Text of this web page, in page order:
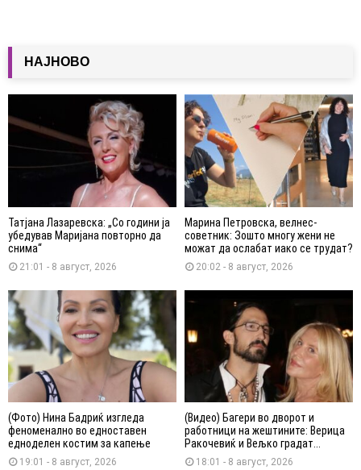
НАЈНОВО
Татјана Лазаревска: „Со години ја
убедував Маријана повторно да
снима“
21:01 - 8 август, 2026
Марина Петровска, велнес-
советник: Зошто многу жени не
можат да ослабат иако се трудат?
20:02 - 8 август, 2026
(Фото) Нина Бадриќ изгледа
феноменално во едноставен
едноделен костим за капење
19:01 - 8 август, 2026
(Видео) Багери во дворот и
работници на жештините: Верица
Ракочевиќ и Вељко градат...
18:01 - 8 август, 2026